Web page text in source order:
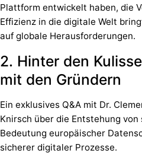
Plattform entwickelt haben, die
Effizienz in die digitale Welt
auf globale Herausforderungen.
2. Hinter den
mit den Gründern
Ein exklusives Q&A mit Dr.
Knirsch über die Entstehung
Bedeutung europäischer
sicherer digitaler Prozesse.